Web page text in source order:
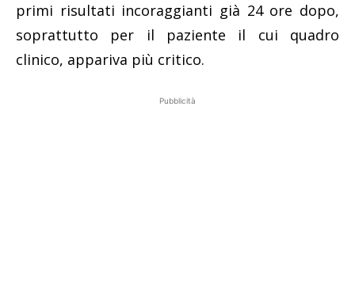
primi risultati incoraggianti già 24 ore dopo,
soprattutto per il paziente il cui quadro
clinico, appariva più critico.
Pubblicità